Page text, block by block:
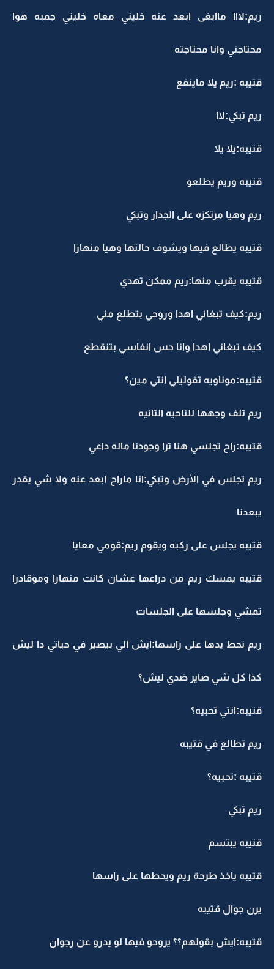
ريم:لااا ماابغى ابعد عنه خليني معاه خليني جمبه هوا
محتاجني وانا محتاجته
قتيبه :ريم يلا ماينفع
ريم تبكي:لاا
قتيبه:يلا يلا
قتيبه وريم يطلعو
ريم وهيا مرتكزه على الجدار وتبكي
قتيبه يطالع فيها ويشوف حالتها وهيا منهارا
قتيبه يقرب منها:ريم ممكن تهدي
ريم:كيف تبغاني اهدا وروحي بتطلع مني
كيف تبغاني اهدا وانا حس انفاسي بتنقطع
قتيبه:موناويه تقوليلي انتي مين؟
ريم تلف وجهها للناحيه التانيه
قتيبه:راح تجلسي هنا ترا وجودنا ماله داعي
ريم تجلس في الأرض وتبكي:انا ماراح ابعد عنه ولا شي يقدر
يبعدنا
قتيبه يجلس على ركبه ويقوم ريم:قومي معايا
قتيبه يمسك ريم من دراعها عشان كانت منهارا وموقادرا
تمشي وجلسها على الجلسات
ريم تحط يدها على راسها:ايش الي بيصير في حياتي دا ليش
كذا كل شي صاير ضدي ليش؟
قتيبه:انتي تحبيه؟
ريم تطالع في قتيبه
قتيبه :تحبيه؟
ريم تبكي
قتيبه يبتسم
قتيبه ياخذ طرحة ريم ويحطها على راسها
يرن جوال قتيبه
قتيبه:ايش بقولهم؟؟ يروحو فيها لو يدرو عن رجوان